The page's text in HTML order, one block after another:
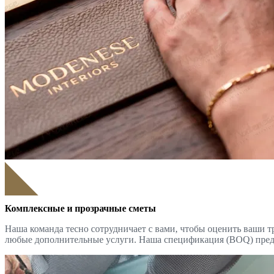
Комплексные и прозрачные сметы
Наша команда тесно сотрудничает с вами, чтобы оценить ваши
любые дополнительные услуги. Наша спецификация (BOQ)